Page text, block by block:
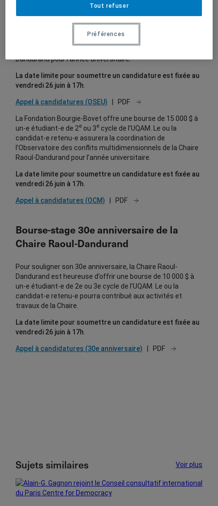
ou 3 cycle de l’UQAM. Le ou la
Dandurand pour l’année universitaire.
La date limite pour soumettre un candidature est fixée au
vendredi 26 juin à 17h
Appel à candidatures (OSEU)
La Fondation Bourgie-Bovet offre une bourse de 15 000 $ à
un-e étudiant-e de 2e ou 3e cycle de l’UQAM. Le ou la
candidat-e retenu-e assurera la coordination de
l’Observatoire des conflits multidimensionnels de la Chaire
Raoul-Dandurand pour l’année universitaire.
La date limite pour soumettre un candidature est fixée au
vendredi 26 juin à 17h
Appel à candidatures (OCM)
Bourse-stage 30e anniversaire de la
Chaire Raoul-Dandurand
Pour souligner son 30e anniversaire, la Chaire Raoul-
Dandurand est heureuse d’offrir une bourse de 10 000 $ à
un-e étudiant-e de 2e ou 3e cycle de l’UQAM. Le ou la
candidat-e retenu-e pourra contribué aux activités et
travaux de la Chaire.
La date limite pour soumettre un candidature est fixée au
vendredi 26 juin à 17h
Appel à candidatures (30e anniversaire)
Sujets similaires Voir plus
Tout refuser
Préférences